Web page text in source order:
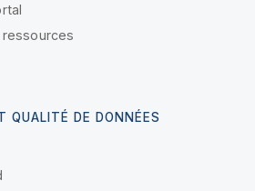
QUALITÉ DE DONNÉES